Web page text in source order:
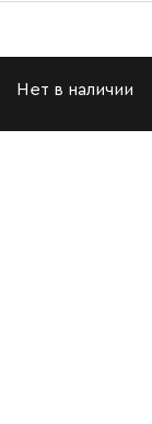
Нет в наличии